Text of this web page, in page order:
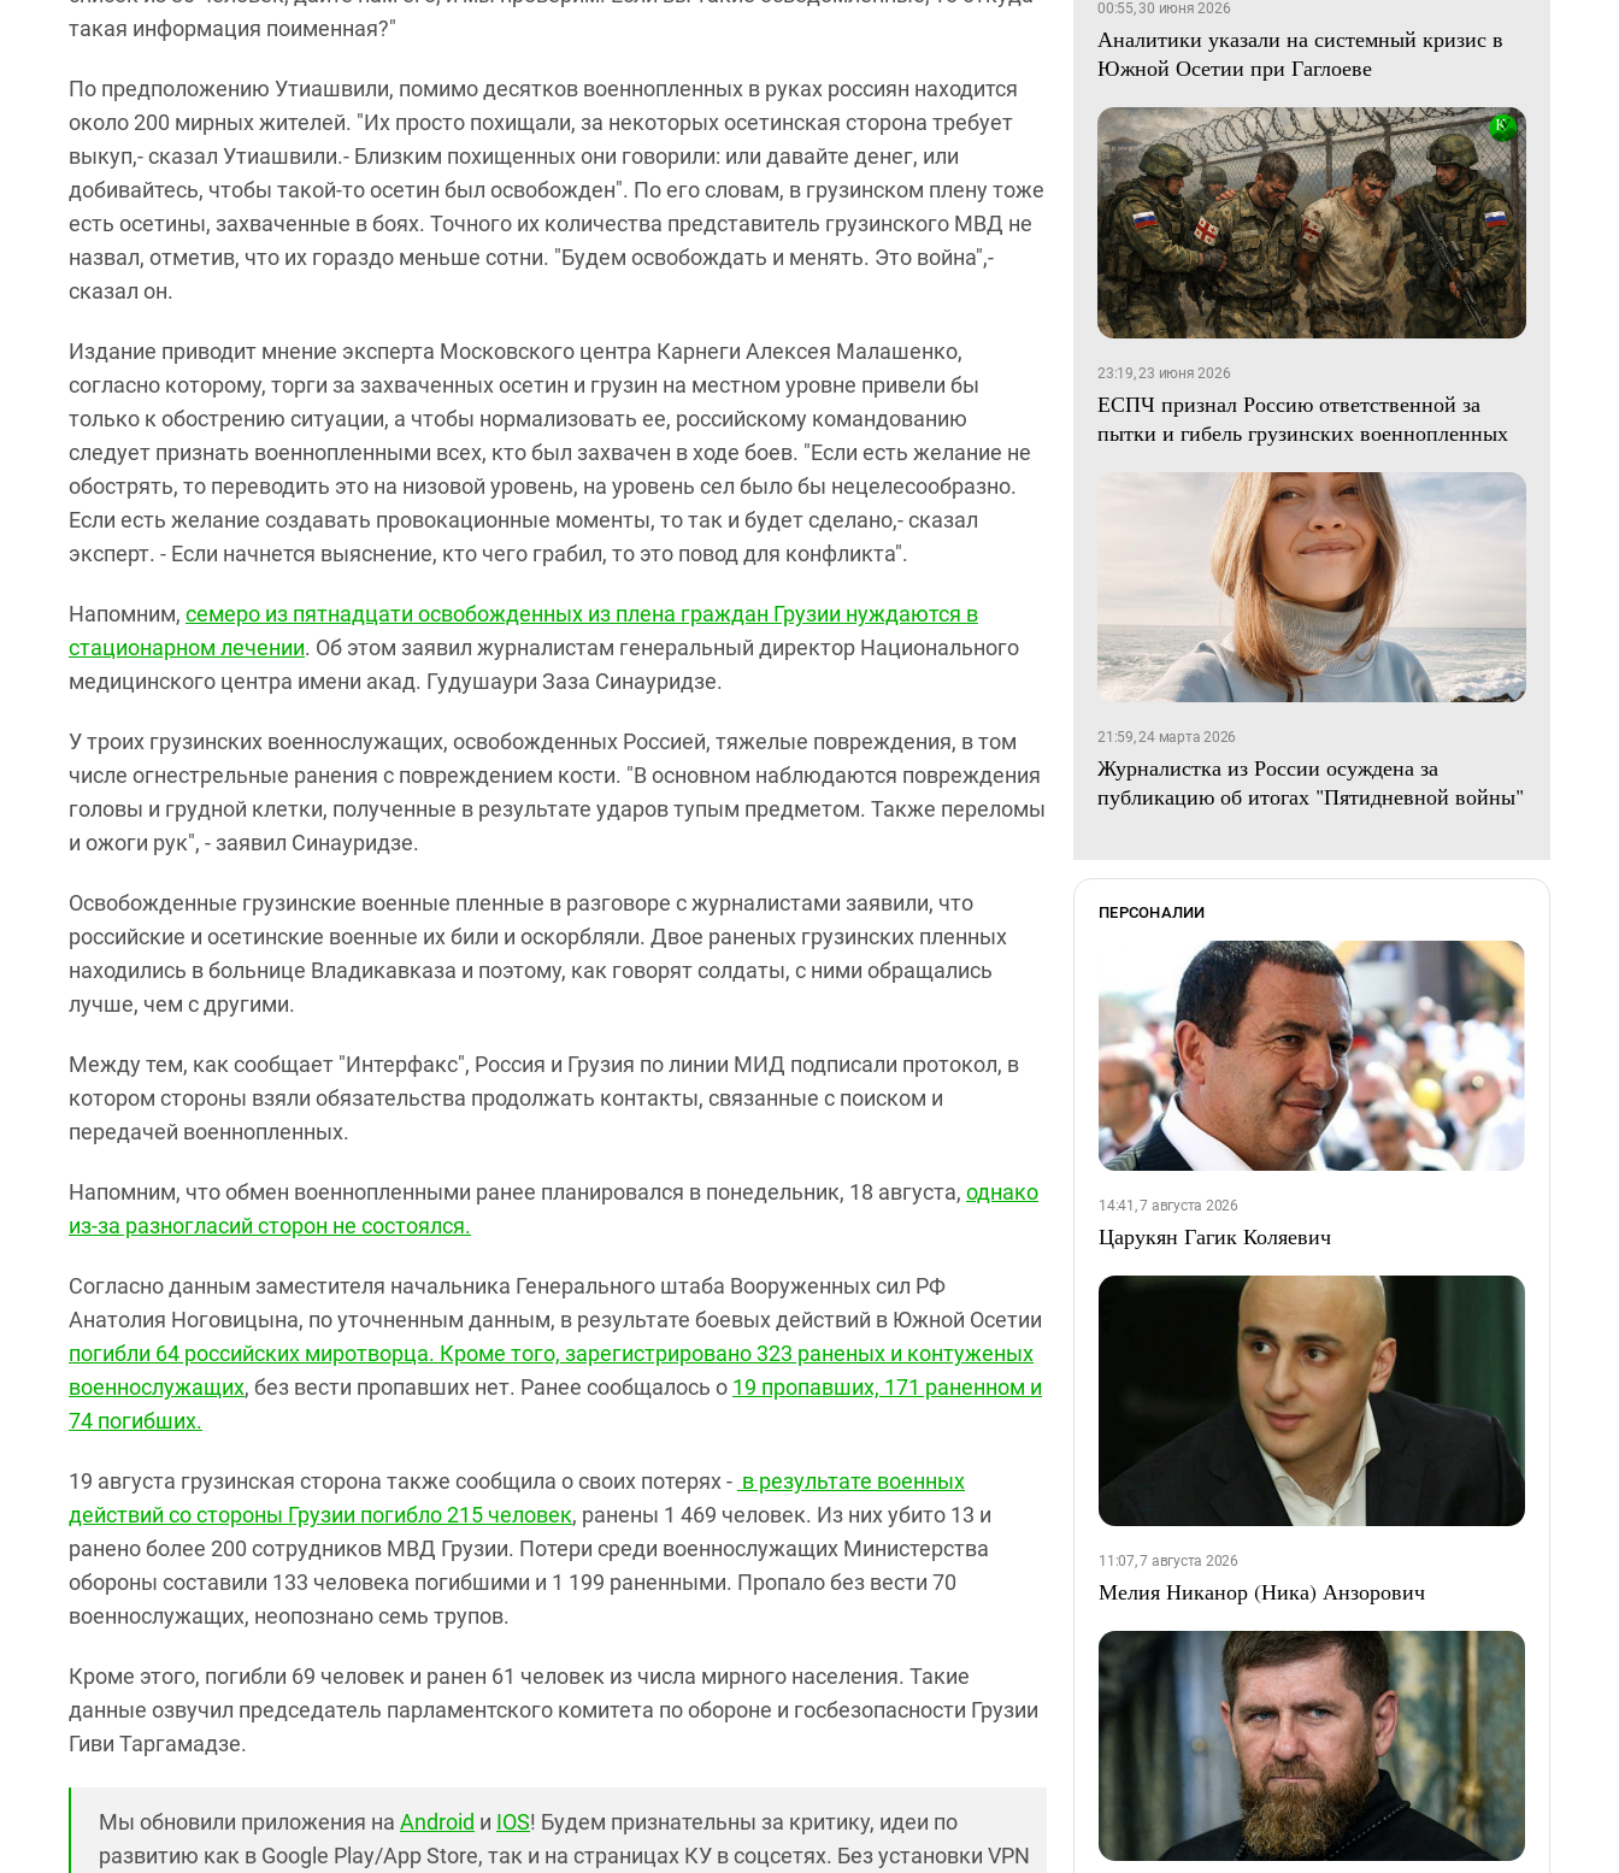
такая информация поименная?"
По предположению Утиашвили, помимо десятков военнопленных в руках россиян находится
около 200 мирных жителей. "Их просто похищали, за некоторых осетинская сторона требует
выкуп,- сказал Утиашвили.- Близким похищенных они говорили: или давайте денег, или
добивайтесь, чтобы такой-то осетин был освобожден". По его словам, в грузинском плену тоже
есть осетины, захваченные в боях. Точного их количества представитель грузинского МВД не
назвал, отметив, что их гораздо меньше сотни. "Будем освобождать и менять. Это война",-
сказал он.
Издание приводит мнение эксперта Московского центра Карнеги Алексея Малашенко,
согласно которому, торги за захваченных осетин и грузин на местном уровне привели бы
только к обострению ситуации, а чтобы нормализовать ее, российскому командованию
следует признать военнопленными всех, кто был захвачен в ходе боев. "Если есть желание не
обострять, то переводить это на низовой уровень, на уровень сел было бы нецелесообразно.
Если есть желание создавать провокационные моменты, то так и будет сделано,- сказал
эксперт. - Если начнется выяснение, кто чего грабил, то это повод для конфликта".
Напомним, семеро из пятнадцати освобожденных из плена граждан Грузии нуждаются в
стационарном лечении. Об этом заявил журналистам генеральный директор Национального
медицинского центра имени акад. Гудушаури Заза Синауридзе.
У троих грузинских военнослужащих, освобожденных Россией, тяжелые повреждения, в том
числе огнестрельные ранения с повреждением кости. "В основном наблюдаются повреждения
головы и грудной клетки, полученные в результате ударов тупым предметом. Также переломы
и ожоги рук", - заявил Синауридзе.
Освобожденные грузинские военные пленные в разговоре с журналистами заявили, что
российские и осетинские военные их били и оскорбляли. Двое раненых грузинских пленных
находились в больнице Владикавказа и поэтому, как говорят солдаты, с ними обращались
лучше, чем с другими.
Между тем, как сообщает "Интерфакс", Россия и Грузия по линии МИД подписали протокол, в
котором стороны взяли обязательства продолжать контакты, связанные с поиском и
передачей военнопленных.
Напомним, что обмен военнопленными ранее планировался в понедельник, 18 августа, однако
из-за разногласий сторон не состоялся.
Согласно данным заместителя начальника Генерального штаба Вооруженных сил РФ
Анатолия Ноговицына, по уточненным данным, в результате боевых действий в Южной Осетии
погибли 64 российских миротворца. Кроме того, зарегистрировано 323 раненых и контуженых
военнослужащих, без вести пропавших нет. Ранее сообщалось о 19 пропавших, 171 раненном и
74 погибших.
19 августа грузинская сторона также сообщила о своих потерях - в результате военных
действий со стороны Грузии погибло 215 человек, ранены 1 469 человек. Из них убито 13 и
ранено более 200 сотрудников МВД Грузии. Потери среди военнослужащих Министерства
обороны составили 133 человека погибшими и 1 199 раненными. Пропало без вести 70
военнослужащих, неопознано семь трупов.
Кроме этого, погибли 69 человек и ранен 61 человек из числа мирного населения. Такие
данные озвучил председатель парламентского комитета по обороне и госбезопасности Грузии
Гиви Таргамадзе.
Мы обновили приложения на Android и IOS! Будем признательны за критику, идеи по
развитию как в Google Play/App Store, так и на страницах КУ в соцсетях. Без установки VPN
00:55, 30 июня 2026
Аналитики указали на системный кризис в
Южной Осетии при Гаглоеве
23:19, 23 июня 2026
ЕСПЧ признал Россию ответственной за
пытки и гибель грузинских военнопленных
21:59, 24 марта 2026
Журналистка из России осуждена за
публикацию об итогах "Пятидневной войны"
ПЕРСОНАЛИИ
14:41, 7 августа 2026
Царукян Гагик Коляевич
11:07, 7 августа 2026
Мелия Никанор (Ника) Анзорович